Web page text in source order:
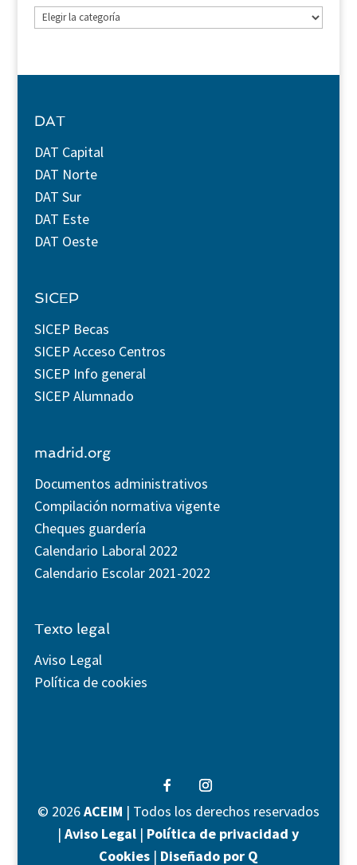
Categorías
DAT
DAT Capital
DAT Norte
DAT Sur
DAT Este
DAT Oeste
SICEP
SICEP Becas
SICEP Acceso Centros
SICEP Info general
SICEP Alumnado
madrid.org
Documentos administrativos
Compilación normativa vigente
Cheques guardería
Calendario Laboral 2022
Calendario Escolar 2021-2022
Texto legal
Aviso Legal
Política de cookies
© 2026ACEIM | Todos los derechos reservados
|Aviso Legal | Política de privacidad y
Cookies| Diseñado por Q